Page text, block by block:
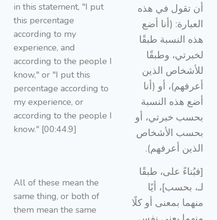
in this statement, "I put
this percentage
according to my
experience, and
according to the people I
know," or "I put this
percentage according to
my experience, or
according to the people I
know." [00:44.9]
أن تقول في هذه
العبارة: (أنا أضع
هذه النسبة طبقًا
لخبرتي، وطبقًا
للأشخاص الذين
أعرفهم)، أو (أنا
أضع هذه النسبة
بحسب خبرتي، أو
بحسب الأشخاص
الذين أعرفهم).
All of these mean the
same thing, or both of
them mean the same
[فبُناءً على، طبقًا
لـ، بحسب]، أيًا
منهما بمعنى أو كلًا